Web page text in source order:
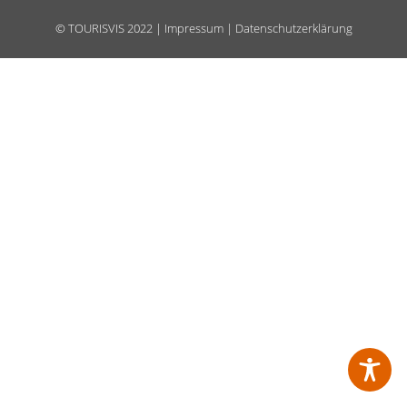
©TOURISVIS2022 | Impressum| Datenschutzerklärung